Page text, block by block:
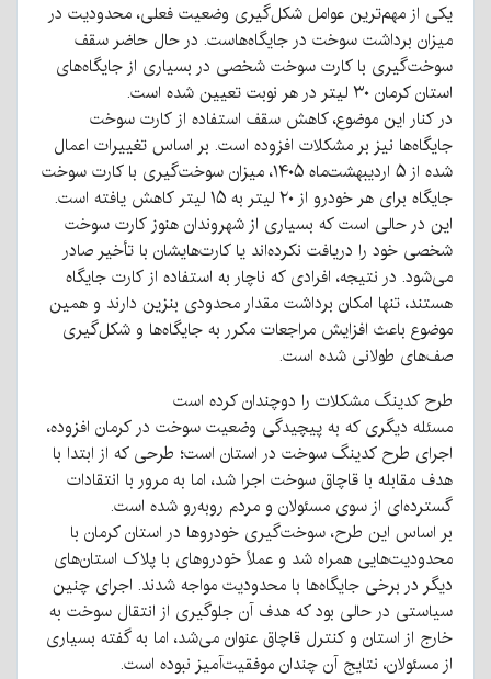
یکی از مهم‌ترین عوامل شکل‌گیری وضعیت فعلی، محدودیت در
میزان برداشت سوخت در جایگاه‌هاست. در حال حاضر سقف
سوخت‌گیری با کارت سوخت شخصی در بسیاری از جایگاه‌های
استان کرمان ۳۰ لیتر در هر نوبت تعیین شده است.
در کنار این موضوع، کاهش سقف استفاده از کارت سوخت
جایگاه‌ها نیز بر مشکلات افزوده است. بر اساس تغییرات اعمال
شده از ۵ اردیبهشت‌ماه ۱۴۰۵، میزان سوخت‌گیری با کارت سوخت
جایگاه برای هر خودرو از ۲۰ لیتر به ۱۵ لیتر کاهش یافته است.
این در حالی است که بسیاری از شهروندان هنوز کارت سوخت
شخصی خود را دریافت نکرده‌اند یا کارت‌هایشان با تأخیر صادر
می‌شود. در نتیجه، افرادی که ناچار به استفاده از کارت جایگاه
هستند، تنها امکان برداشت مقدار محدودی بنزین دارند و همین
موضوع باعث افزایش مراجعات مکرر به جایگاه‌ها و شکل‌گیری
صف‌های طولانی شده است.
طرح کدینگ مشکلات را دوچندان کرده است
مسئله دیگری که به پیچیدگی وضعیت سوخت در کرمان افزوده،
اجرای طرح کدینگ سوخت در استان است؛ طرحی که از ابتدا با
هدف مقابله با قاچاق سوخت اجرا شد، اما به مرور با انتقادات
گسترده‌ای از سوی مسئولان و مردم روبه‌رو شده است.
بر اساس این طرح، سوخت‌گیری خودروها در استان کرمان با
محدودیت‌هایی همراه شد و عملاً خودروهای با پلاک استان‌های
دیگر در برخی جایگاه‌ها با محدودیت مواجه شدند. اجرای چنین
سیاستی در حالی بود که هدف آن جلوگیری از انتقال سوخت به
خارج از استان و کنترل قاچاق عنوان می‌شد، اما به گفته بسیاری
از مسئولان، نتایج آن چندان موفقیت‌آمیز نبوده است.